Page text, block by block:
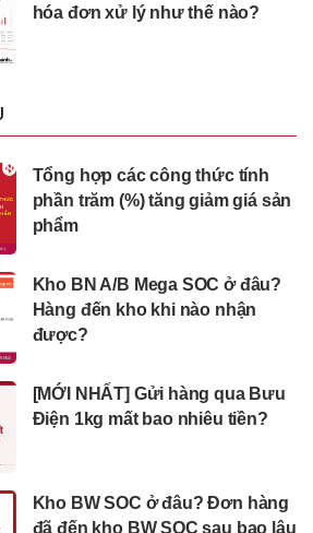
hóa đơn xử lý như thế nào?
Tổng hợp các công thức tính
phần trăm (%) tăng giảm giá sản
phẩm
Kho BN A/B Mega SOC ở đâu?
Hàng đến kho khi nào nhận
được?
[MỚI NHẤT] Gửi hàng qua Bưu
Điện 1kg mất bao nhiêu tiền?
Kho BW SOC ở đâu? Đơn hàng
đã đến kho BW SOC sau bao lâu